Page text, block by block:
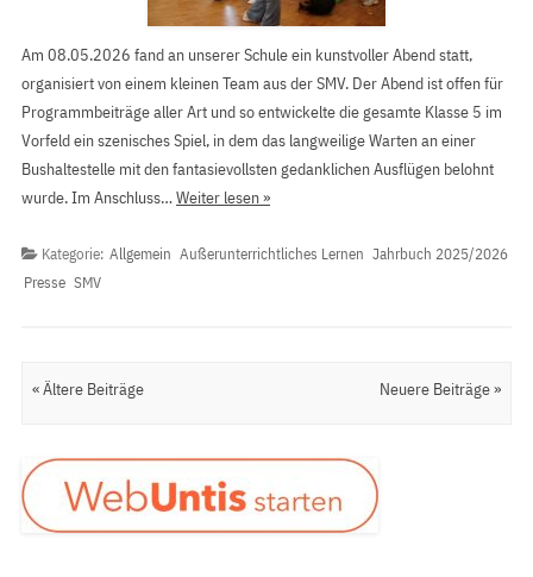
Am 08.05.2026 fand an unserer Schule ein kunstvoller Abend statt,
organisiert von einem kleinen Team aus der SMV. Der Abend ist offen für
Programmbeiträge aller Art und so entwickelte die gesamte Klasse 5 im
Vorfeld ein szenisches Spiel, in dem das langweilige Warten an einer
Bushaltestelle mit den fantasievollsten gedanklichen Ausflügen belohnt
wurde. Im Anschluss…Weiter lesen »
Kategorie: Allgemein Außerunterrichtliches Lernen Jahrbuch 2025/2026
Presse SMV
Artikel Navigation
« Ältere Beiträge Neuere Beiträge »